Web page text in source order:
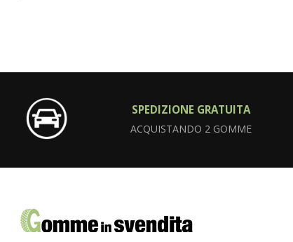
SPEDIZIONE GRATUITA
ACQUISTANDO 2 GOMME